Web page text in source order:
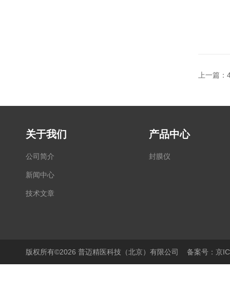
上一篇：
关于我们
公司简介
新闻中心
技术文章
产品中心
封膜仪
版权所有©2026 普迈精医科技（北京）有限公司 备案号：京